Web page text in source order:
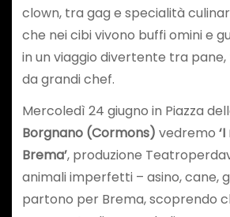
clown, tra gag e specialità
che nei cibi vivono buffi omini e
in un viaggio divertente tra
da grandi chef.
Mercoledì 24 giugno in Piazza
Borgnano (Cormons) vedremo
Brema’, produzione
animali imperfetti – asino, cane,
partono per Brema, scoprendo